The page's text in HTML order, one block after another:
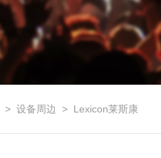
设备周边 Lexicon莱斯康